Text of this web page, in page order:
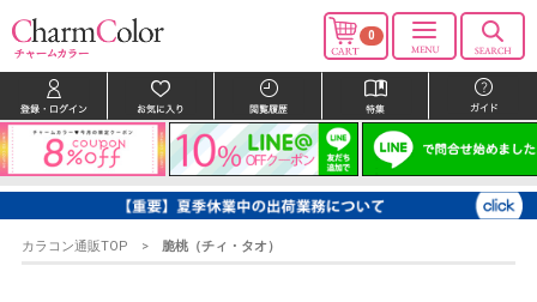
0
カラコン通販TOP 脆桃（チィ・タオ）